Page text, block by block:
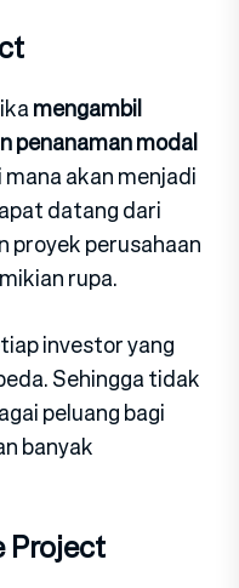
mengambil
penanaman modal
akan menjadi
datang dari
proyek perusahaan
rupa.
investor yang
Sehingga tidak
peluang bagi
banyak
Project